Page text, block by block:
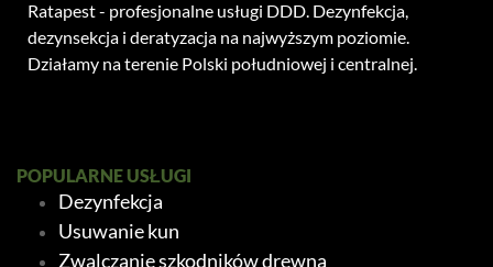
Ratapest - profesjonalne usługi DDD. Dezynfekcja,
dezynsekcja i deratyzacja na najwyższym poziomie.
Działamy na terenie Polski południowej i centralnej.
POPULARNE USŁUGI
Dezynfekcja
Usuwanie kun
Zwalczanie szkodników drewna